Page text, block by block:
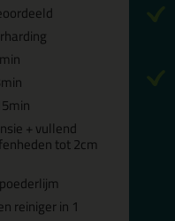
+ vullend
tot 2cm
reiniger in 1